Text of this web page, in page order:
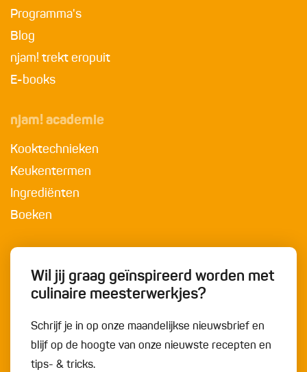
Programma's
Blog
njam! trekt eropuit
E-books
njam! academie
Kooktechnieken
Keukentermen
Ingrediënten
Boeken
Wil jij graag geïnspireerd worden met
culinaire meesterwerkjes?
Schrijf je in op onze maandelijkse nieuwsbrief en
blijf op de hoogte van onze nieuwste recepten en
tips- & tricks.